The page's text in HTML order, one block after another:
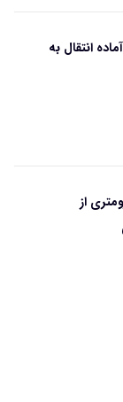
انتقال به
از